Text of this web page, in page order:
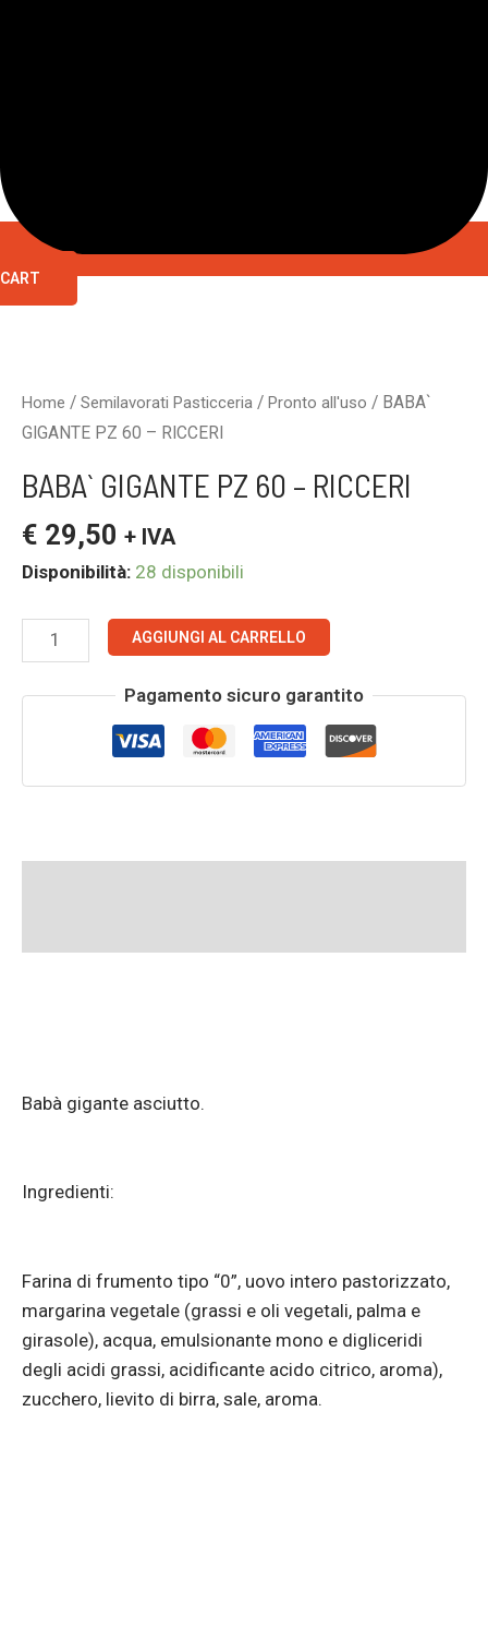
CART
Home / Semilavorati Pasticceria / Pronto all'uso / BABA`
GIGANTE PZ 60 – RICCERI
BABA` GIGANTE PZ 60 – RICCERI
€ 29,50 + IVA
Disponibilità: 28 disponibili
PZ
60
RICCERI
AGGIUNGI AL CARRELLO
Pagamento sicuro garantito
Babà gigante asciutto.
Ingredienti:
Farina di frumento tipo “0”, uovo intero pastorizzato,
margarina vegetale (grassi e oli vegetali, palma e
girasole), acqua, emulsionante mono e digliceridi
degli acidi grassi, acidificante acido citrico, aroma),
zucchero, lievito di birra, sale, aroma.